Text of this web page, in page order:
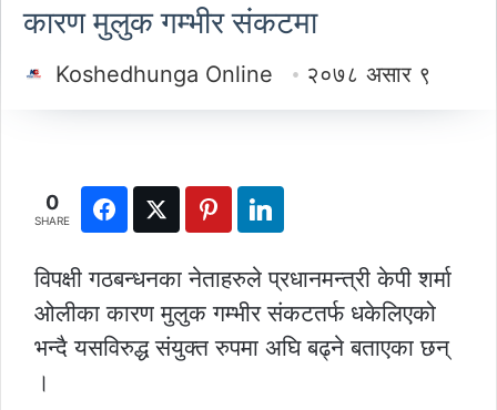
कारण मुलुक गम्भीर संकटमा
Koshedhunga Online २०७८ असार ९
0
SHARE
विपक्षी गठबन्धनका नेताहरुले प्रधानमन्त्री केपी शर्मा
ओलीका कारण मुलुक गम्भीर संकटतर्फ धकेलिएको
भन्दै यसविरुद्ध संयुक्त रुपमा अघि बढ्ने बताएका छन्
।